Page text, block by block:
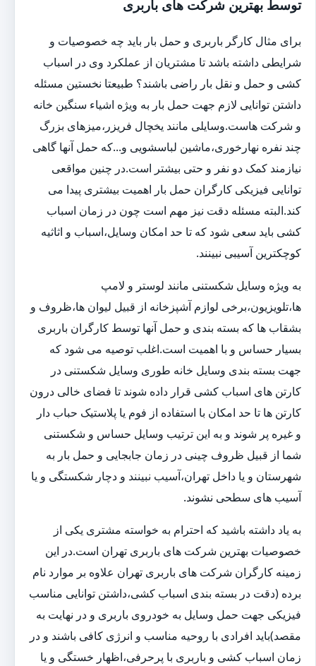
توسط بهترین شرکت های باربری
برای مثال کارگر باربری و حمل بار باید چه خصوصیات و
شرایطی داشته باشد تا مشتریان از عملکرد وی در اسباب
کشی و حمل و نقل بار راضی باشند؟ طبیعتا نخستین مسئله
داشتن توانایی لازم جهت حمل بار به ویژه اشیاء سنگین خانه
و شرکت هاست.وسایلی مانند یخچال فریزر،میزهای بزرگ
چند نفره نهارخوری،ماشین لباسشویی و...که حمل آنها گاهی
نیازمند کمک دو نفر و حتی بیشتر است.در چنین مواقعی
توانایی فیزیکی کارگران حمل بار اهمیت بیشتری پیدا می
کند.البته مسئله دقت نیز مهم است چون در زمان اسباب
کشی باید سعی شود که تا حد امکان وسایل،اسباب و اثاثیه
کوچکترین آسیبی نبینند.
به ویژه وسایل شکستنی مانند لوستر و لامپ
ها،تلویزیون،برخی لوازم آشپزخانه از قبیل لیوان ها،ظروف و
بشقاب ها که بسته بندی و حمل آنها توسط کارگران باربری
بسیار حساس و با اهمیت است.اغلب توصیه می شود که
جهت بسته بندی وسایل خانه طوری وسایل شکستنی در
کارتن های اسباب کشی قرار داده شوند تا فضای خالی درون
کارتن ها تا حد امکان با استفاده از فوم یا پلاستیک حباب دار
و غیره پر شوند و به این ترتیب وسایل حساس و شکستنی
شما از قبیل ظروف چینی در زمان جابجایی و حمل بار به
شهرستان و یا داخل تهران،آسیب نبینند و دچار شکستگی و یا
آسیب های سطحی نشوند.
به یاد داشته باشید که احترام به خواسته مشتری یکی از
خصوصیات بهترین شرکت های باربری تهران است.در این
زمینه کارگران شرکت های باربری تهران علاوه بر موارد نام
برده (دقت در بسته بندی اسباب کشی،داشتن توانایی مناسب
فیزیکی جهت حمل وسایل به خودروی باربری و در نهایت به
مقصد)باید افرادی با روحیه مناسب و انرژی کافی باشند و در
زمان اسباب کشی و باربری با پرحرفی،اظهار خستگی و یا